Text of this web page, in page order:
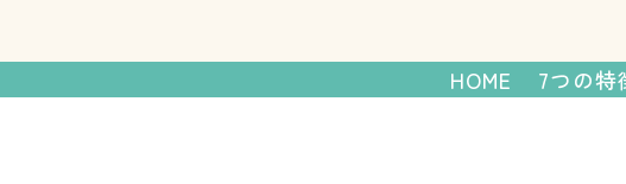
発達障がいのあるお子さま
HOME 7つの特